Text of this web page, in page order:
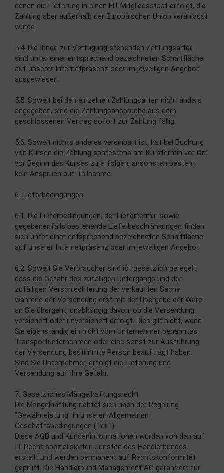
denen die Lieferung in einen EU-Mitgliedsstaat erfolgt, die
Zahlung aber außerhalb der Europäischen Union veranlasst
wurde.
5.4. Die Ihnen zur Verfügung stehenden Zahlungsarten
sind unter einer entsprechend bezeichneten Schaltfläche
auf unserer Internetpräsenz oder im jeweiligen Angebot
ausgewiesen.
5.5. Soweit bei den einzelnen Zahlungsarten nicht anders
angegeben, sind die Zahlungsansprüche aus dem
geschlossenen Vertrag sofort zur Zahlung fällig.
5.6. Soweit nichts anderes vereinbart ist, hat bei Buchung
von Kursen die Zahlung spätestens am Kurstermin vor Ort
vor Beginn des Kurses zu erfolgen, ansonsten besteht
kein Anspruch auf Teilnahme.
6. Lieferbedingungen
6.1. Die Lieferbedingungen, der Liefertermin sowie
gegebenenfalls bestehende Lieferbeschränkungen finden
sich unter einer entsprechend bezeichneten Schaltfläche
auf unserer Internetpräsenz oder im jeweiligen Angebot.
6.2. Soweit Sie Verbraucher sind ist gesetzlich geregelt,
dass die Gefahr des zufälligen Untergangs und der
zufälligen Verschlechterung der verkauften Sache
während der Versendung erst mit der Übergabe der Ware
an Sie übergeht, unabhängig davon, ob die Versendung
versichert oder unversichert erfolgt. Dies gilt nicht, wenn
Sie eigenständig ein nicht vom Unternehmer benanntes
Transportunternehmen oder eine sonst zur Ausführung
der Versendung bestimmte Person beauftragt haben.
Sind Sie Unternehmer, erfolgt die Lieferung und
Versendung auf Ihre Gefahr.
7. Gesetzliches Mängelhaftungsrecht
Die Mängelhaftung richtet sich nach der Regelung
"Gewährleistung" in unseren Allgemeinen
Geschäftsbedingungen (Teil I).
Diese AGB und Kundeninformationen wurden von den auf
IT-Recht spezialisierten Juristen des Händlerbundes
erstellt und werden permanent auf Rechtskonformität
geprüft. Die Händlerbund Management AG garantiert für